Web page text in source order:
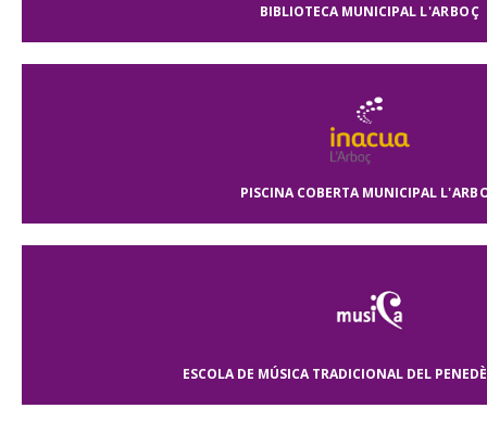
BIBLIOTECA MUNICIPAL L'ARBOÇ
PISCINA COBERTA MUNICIPAL
ESCOLA DE MÚSICA TRADICIONAL DEL